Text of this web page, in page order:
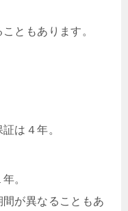
ともあります。
は４年。
。
が異なることもあ